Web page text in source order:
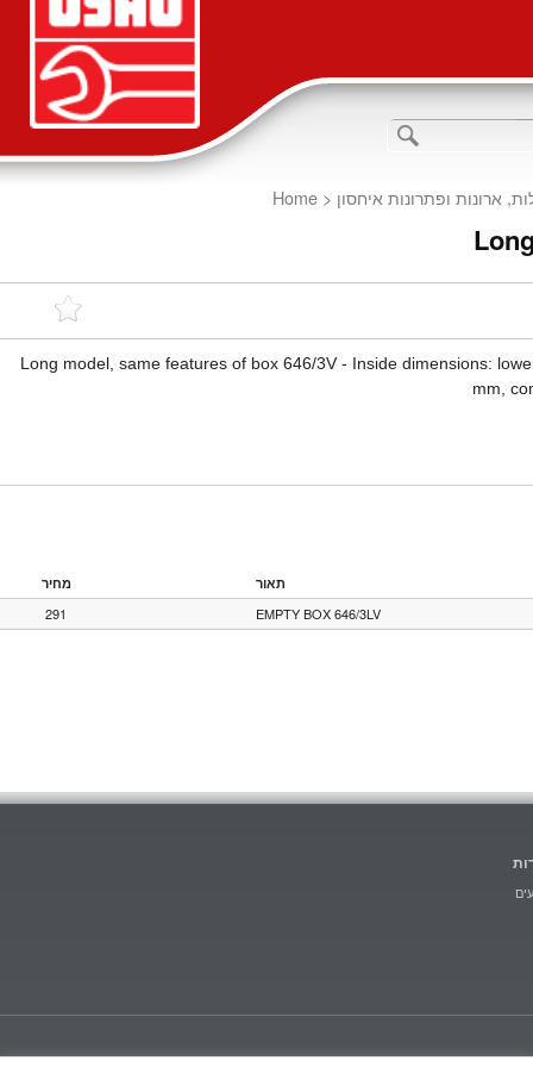
ארונות ופתרונות איחסון <
Home
Long model, same features of box 646/3V - Inside dimensions:
mm,
תאור מחיר
EMPTY BOX 646/3LV
291